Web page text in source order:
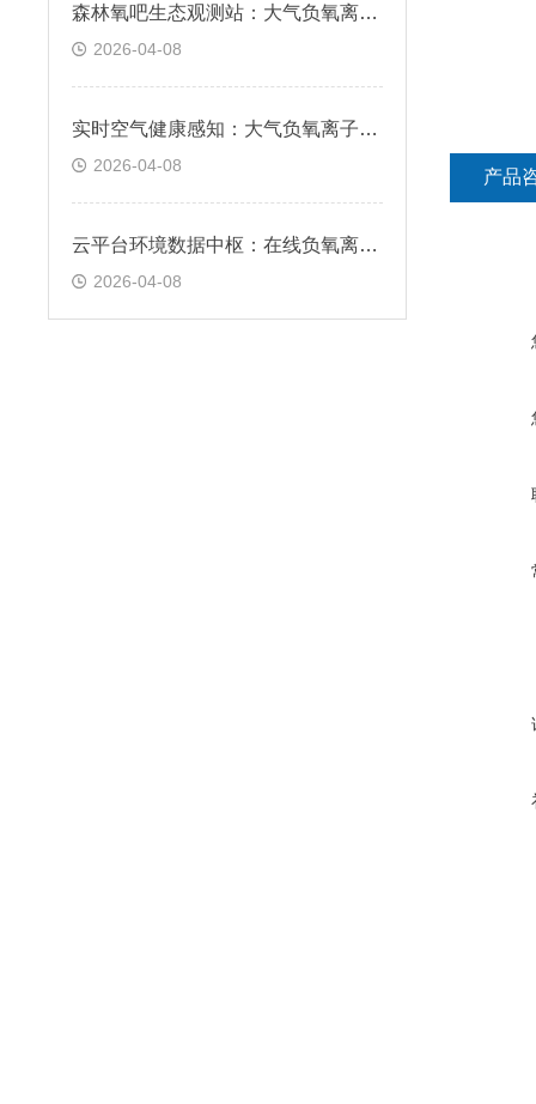
森林氧吧生态观测站：大气负氧离子观测系统，支撑康养产业科学发展
2026-04-08
实时空气健康感知：大气负氧离子在线监测系统，全天候动态监测
2026-04-08
云平台环境数据中枢：在线负氧离子监测系统，远程管理实时预警
2026-04-08
产品